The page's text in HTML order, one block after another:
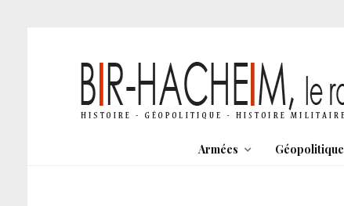
Armées Géopolitique